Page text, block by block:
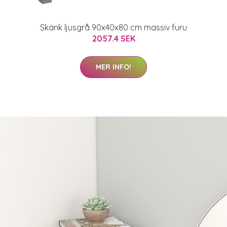
Skänk ljusgrå 90x40x80 cm massiv furu
2057.4 SEK
MER INFO!